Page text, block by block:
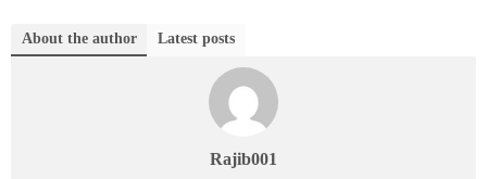
About the author Latest posts
Rajib001